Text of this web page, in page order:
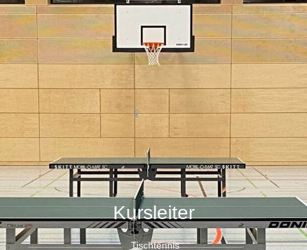
Kursleiter
Tischtennis